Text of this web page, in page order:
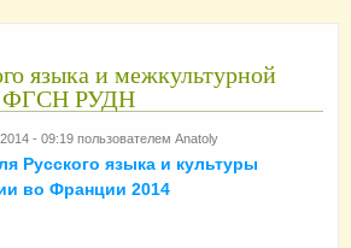
языка и межкультурной
ФГСН РУДН
- 09:19 пользователем Anatoly
Русского языка и культуры
во Франции 2014